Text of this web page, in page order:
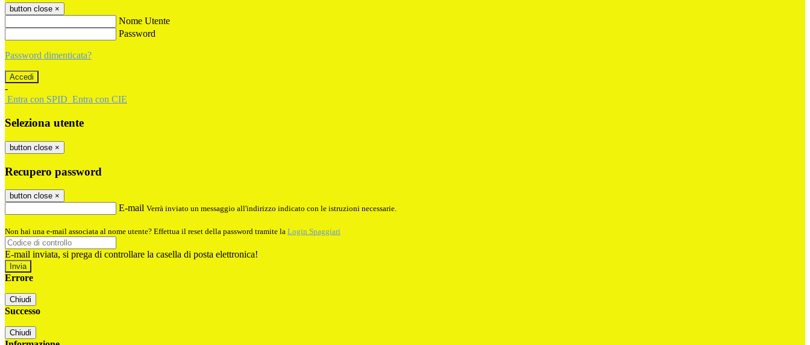
button close ×
Nome Utente
Password
Password dimenticata?
-
Entra con SPID Entra con CIE
Seleziona utente
button close ×
Recupero password
button close ×
E-mail Verrà inviato un messaggio all'indirizzo indicato con le istruzioni necessarie.
Non hai una e-mail associata al nome utente? Effettua il reset della password tramite la Login Spaggiari
E-mail inviata, si prega di controllare la casella di posta elettronica!
Errore
Chiudi
Successo
Chiudi